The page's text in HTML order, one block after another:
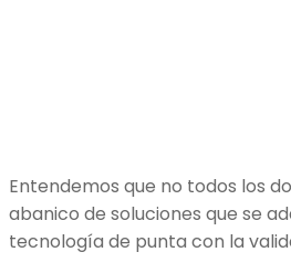
Entendemos que no todos los
abanico de soluciones que se
tecnología de punta con la